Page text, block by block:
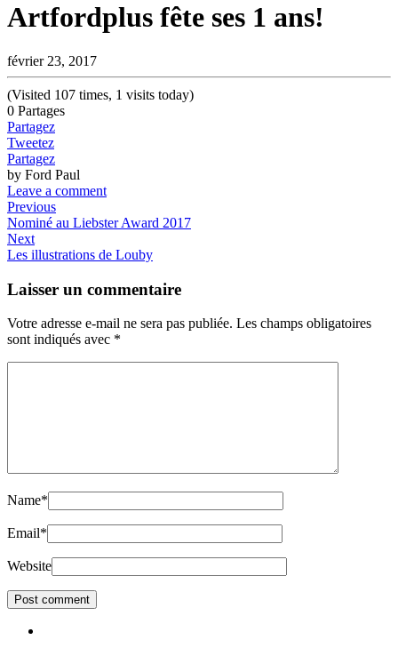
Artfordplus fête ses 1 ans!
février 23, 2017
(Visited 107 times, 1 visits today)
0 Partages
Partagez
Tweetez
Partagez
by Ford Paul
Leave a comment
Previous
Nominé au Liebster Award 2017
Next
Les illustrations de Louby
Laisser un commentaire
Votre adresse e-mail ne sera pas publiée. Les champs obligatoires
sont indiqués avec *
Name*
Email*
Website